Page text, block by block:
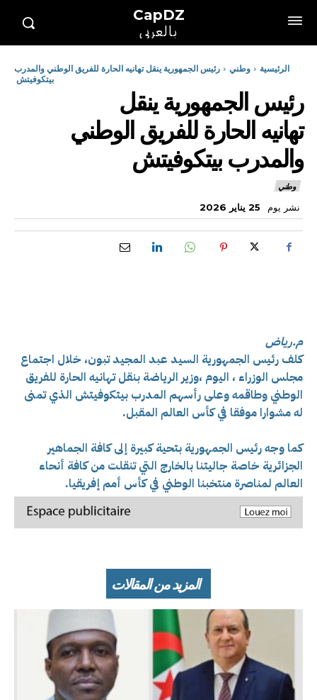
CapDZ
بالعربي
الرئيسية وطني
رئيس الجمهورية ينقل تهانيه الحارة للفريق الوطني والمدرب
بيتكوفيتش
رئيس الجمهورية ينقل
تهانيه الحارة للفريق الوطني
والمدرب بيتكوفيتش
وطني
نشر يوم 25 يناير 2026
م.رياض
كلف رئيس الجمهورية السيد عبد المجيد تبون، خلال اجتماع
مجلس الوزراء ، اليوم ،وزير الرياضة بنقل تهانيه الحارة للفريق
الوطني وطاقمه وعلى رأسهم المدرب بيتكوفيتش الذي تمنى
له مشوارا موفقا في كأس العالم المقبل.
كما وجه رئيس الجمهورية بتحية كبيرة إلى كافة الجماهير
الجزائرية خاصة جاليتنا بالخارج التي تنقلت من كافة أنحاء
العالم لمناصرة منتخبنا الوطني في كأس أمم إفريقيا.
المزيد من المقالات